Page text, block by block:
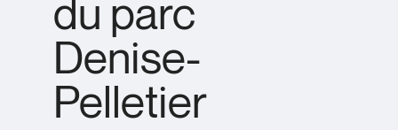
du parc
Denise-
Pelletier